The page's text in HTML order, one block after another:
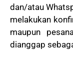
dan/atau
melakukan
maupun
dianggap